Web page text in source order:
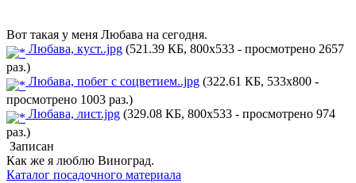
Вот такая у меня Любава на сегодня.
Любава, куст..jpg (521.39 КБ, 800x533 - просмотрено 2657
раз.)
Любава, побег с соцветием..jpg (322.61 КБ, 533x800 -
просмотрено 1003 раз.)
Любава, лист.jpg (329.08 КБ, 800x533 - просмотрено 974
раз.)
Записан
Как же я люблю Виноград.
Каталог посадочного материала